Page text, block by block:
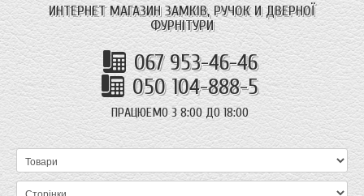
ИНТЕРНЕТ МАГАЗИН ЗАМКІВ, РУЧОК И ДВЕРНОЇ
ФУРНІТУРИ
067 953-46-46
050 104-888-5
ПРАЦЮЕМО З 8:00 ДО 18:00